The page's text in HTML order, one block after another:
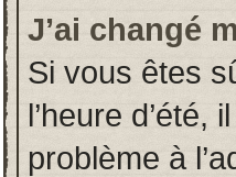
J’ai changé
Si vous êtes
l’heure
problème à